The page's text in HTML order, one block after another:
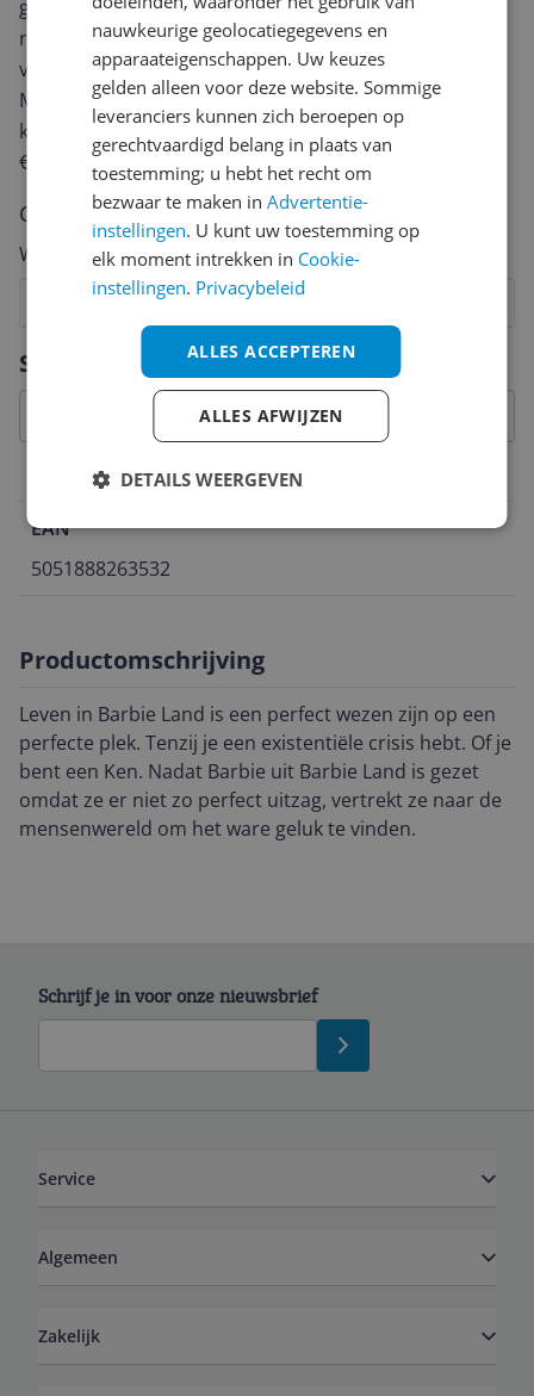
Specificaties
Belangrijkste kenmerken
EAN
5051888263532
Productomschrijving
Leven in Barbie Land is een perfect wezen zijn op een
perfecte plek. Tenzij je een existentiële crisis hebt. Of je
bent een Ken. Nadat Barbie uit Barbie Land is gezet
omdat ze er niet zo perfect uitzag, vertrekt ze naar de
mensenwereld om het ware geluk te vinden.
geven? Start dan hieronder met het schrijven van je
review. Afhankelijk van de details duurt het schrijven
van een review gemiddeld tussen de 3 en 10 minuten.
Met jouw mening help je andere bezoekers een betere
keuze te maken én maak je iedere maand kans op
€250,-!
Klik hier voor de actievoorwaarden.
Cijfer
Welk cijfer geef jij dit product?
6
5
4
3
2
Vraag 1 van 4
Schrijf je in voor onze nieuwsbrief
Service
Algemeen
Zakelijk
nauwkeurige geolocatiegegevens en
apparaateigenschappen. Uw keuzes
gelden alleen voor deze website. Sommige
leveranciers kunnen zich beroepen op
gerechtvaardigd belang in plaats van
toestemming; u hebt het recht om
bezwaar te maken inAdvertentie-
instellingen. U kunt uw toestemming op
elk moment intrekken in Cookie-
instellingen. Privacybeleid
ALLES ACCEPTEREN
ALLES AFWIJZEN
DETAILS WEERGEVEN